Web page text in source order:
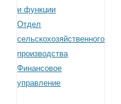
и функции
Отдел
сельскохозяйственного
производства
Финансовое
управление